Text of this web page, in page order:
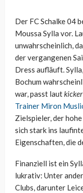
Der FC Schalke 04
Moussa Sylla vor.
unwahrscheinlich,
der vergangenen
Dress aufläuft.
Bochum
war, passt lautkicker
Trainer Miron
Zielspieler, der
sich stark ins
Eigenschaften, die
Finanziell ist ein
lukrativ: Unter
Clubs, darunter